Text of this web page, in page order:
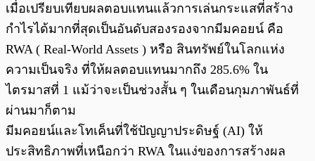
เมื่อเปรียบเทียบผลตอบแทนแล้วการเล่นกระแสที่สร้าง
กำไรได้มากที่สุดเป็นอันดับสองรองจากมีมคอยน์ คือ
RWA ( Real-World Assets ) หรือ สินทรัพย์ในโลกแห่ง
ความเป็นจริง ที่ให้ผลตอบแทนมากถึง 285.6% ใน
ไตรมาสที่ 1 แม้ว่าจะเป็นช่วงสั้น ๆ ในเดือนกุมภาพันธ์ที่
ผ่านมาก็ตาม
มีมคอยน์และโทเค็นที่ใช้ปัญญาประดิษฐ์ (AI) ให้
ประสิทธิภาพที่เหนือกว่า RWA ในแง่ของการสร้างผล